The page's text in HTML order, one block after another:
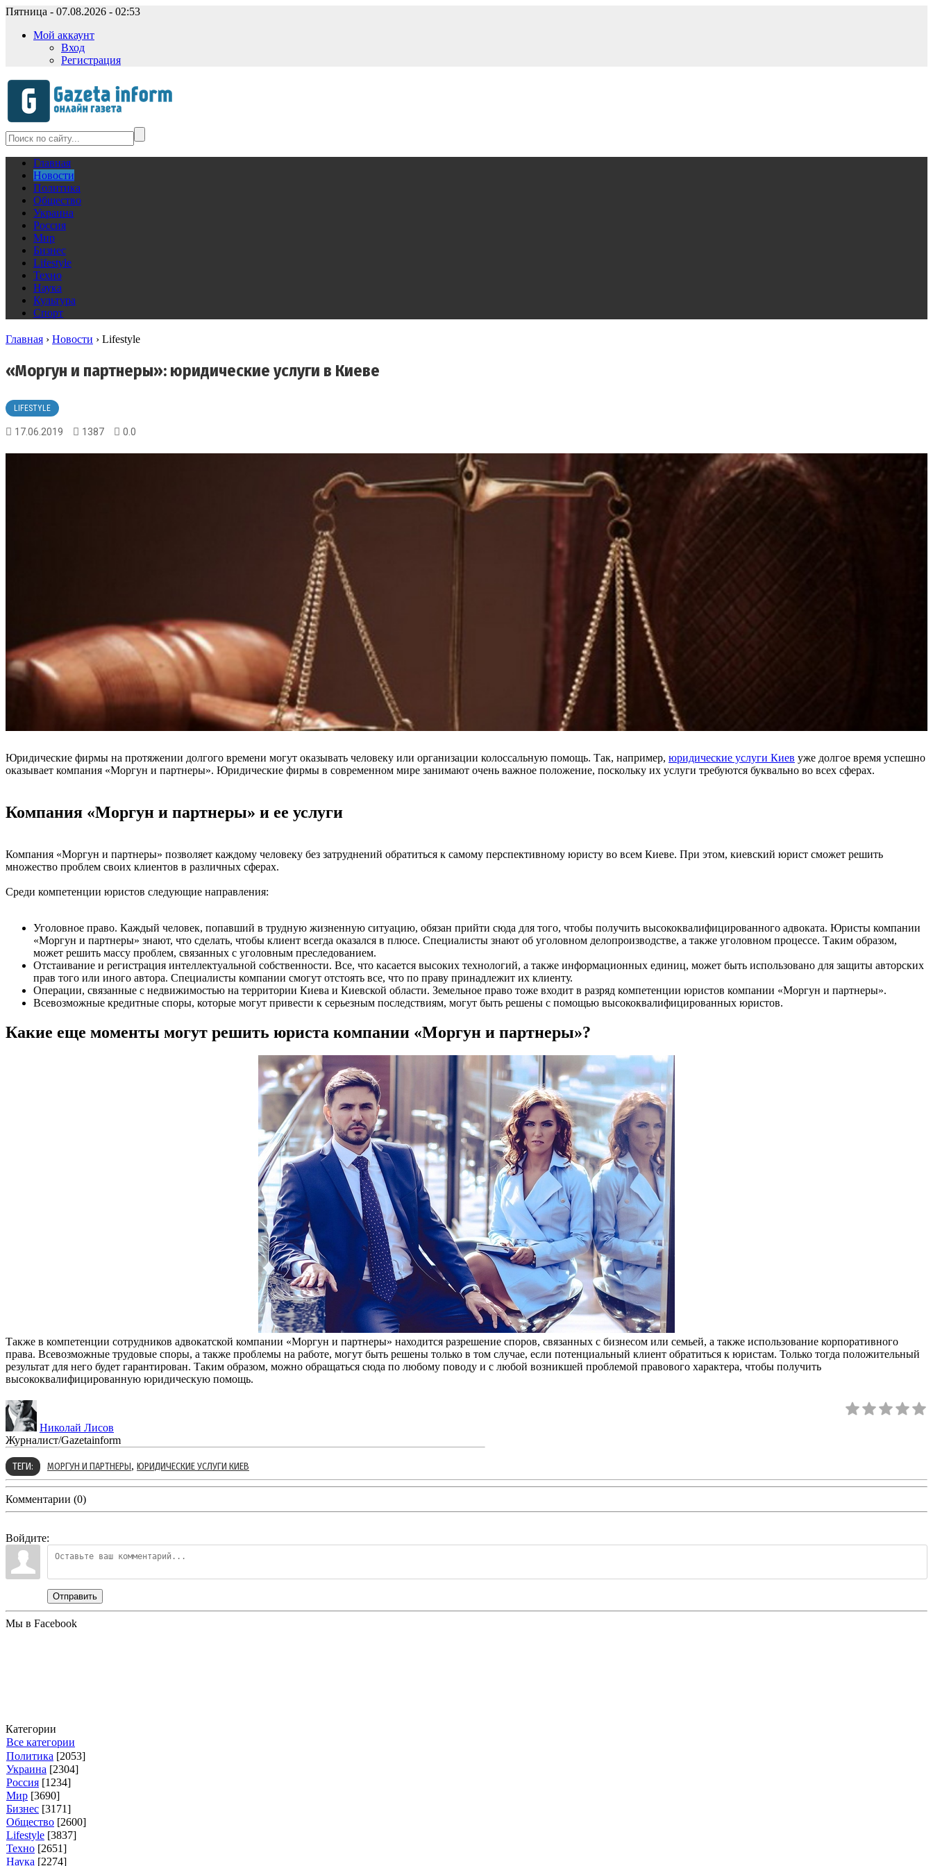
Пятница - 07.08.2026 - 02:53
Мой аккаунт
Вход
Регистрация
Главная
Новости
Политика
Общество
Украина
Россия
Мир
Бизнес
Lifestyle
Техно
Наука
Культура
Спорт
Главная › Новости › Lifestyle
«Моргун и партнеры»: юридические услуги в Киеве
LIFESTYLE
17.06.2019 1387 0.0
Юридические фирмы на протяжении долгого времени могут оказывать человеку или организации колоссальную помощь. Так, например, юридические услуги Киев уже долгое время успешно
оказывает компания «Моргун и партнеры». Юридические фирмы в современном мире занимают очень важное положение, поскольку их услуги требуются буквально во всех сферах.
Компания «Моргун и партнеры» и ее услуги
Компания «Моргун и партнеры» позволяет каждому человеку без затруднений обратиться к самому перспективному юристу во всем Киеве. При этом, киевский юрист сможет решить
множество проблем своих клиентов в различных сферах.
Среди компетенции юристов следующие направления:
Уголовное право. Каждый человек, попавший в трудную жизненную ситуацию, обязан прийти сюда для того, чтобы получить высококвалифицированного адвоката. Юристы компании
«Моргун и партнеры» знают, что сделать, чтобы клиент всегда оказался в плюсе. Специалисты знают об уголовном делопроизводстве, а также уголовном процессе. Таким образом,
может решить массу проблем, связанных с уголовным преследованием.
Отстаивание и регистрация интеллектуальной собственности. Все, что касается высоких технологий, а также информационных единиц, может быть использовано для защиты авторских
прав того или иного автора. Специалисты компании смогут отстоять все, что по праву принадлежит их клиенту.
Операции, связанные с недвижимостью на территории Киева и Киевской области. Земельное право тоже входит в разряд компетенции юристов компании «Моргун и партнеры».
Всевозможные кредитные споры, которые могут привести к серьезным последствиям, могут быть решены с помощью высококвалифицированных юристов.
Какие еще моменты могут решить юриста компании «Моргун и партнеры»?
Также в компетенции сотрудников адвокатской компании «Моргун и партнеры» находится разрешение споров, связанных с бизнесом или семьей, а также использование корпоративного
права. Всевозможные трудовые споры, а также проблемы на работе, могут быть решены только в том случае, если потенциальный клиент обратиться к юристам. Только тогда положительный
результат для него будет гарантирован. Таким образом, можно обращаться сюда по любому поводу и с любой возникшей проблемой правового характера, чтобы получить
высококвалифицированную юридическую помощь.
Николай Лисов
Журналист/Gazetainform
ТЕГИ: МОРГУН И ПАРТНЕРЫ, ЮРИДИЧЕСКИЕ УСЛУГИ КИЕВ
Комментарии (0)
Войдите:
Отправить
Мы в Facebook
Категории
Все категории
Политика [2053]
Украина [2304]
Россия [1234]
Мир [3690]
Бизнес [3171]
Общество [2600]
Lifestyle [3837]
Техно [2651]
Наука [2274]